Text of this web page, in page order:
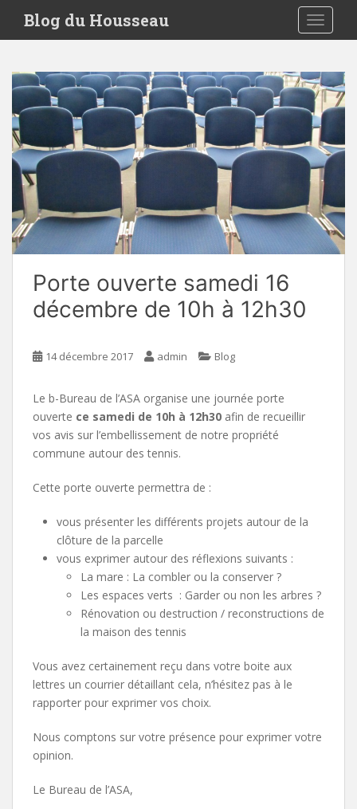
i
Blog du Housseau
Porte ouverte samedi 16
décembre de 10h à 12h30
14 décembre 2017 admin Blog
Le b-Bureau de l’ASA organise une journée porte
ouverte ce samedi de 10h à 12h30 afin de recueillir
vos avis sur l’embellissement de notre propriété
commune autour des tennis.
Cette porte ouverte permettra de :
vous présenter les différents projets autour de la
clôture de la parcelle
vous exprimer autour des réflexions suivants :
La mare : La combler ou la conserver ?
Les espaces verts : Garder ou non les arbres ?
Rénovation ou destruction / reconstructions de
la maison des tennis
Vous avez certainement reçu dans votre boite aux
lettres un courrier détaillant cela, n’hésitez pas à le
rapporter pour exprimer vos choix.
Nous comptons sur votre présence pour exprimer votre
opinion.
Le Bureau de l’ASA,